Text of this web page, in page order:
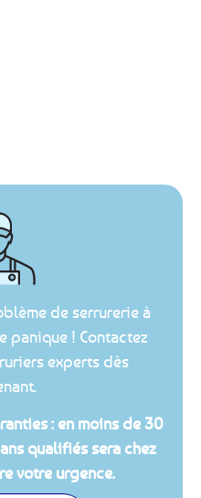
de serrurerie à
panique ! Contactez
experts dès
: en moins de 30
qualifiés sera chez
votre urgence.